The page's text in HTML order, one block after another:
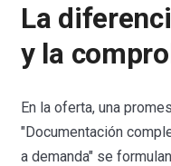
La
y la
En la oferta, una
"Documentación
a demanda" se